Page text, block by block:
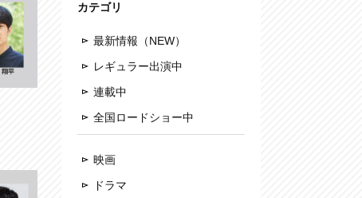
カテゴリ
最新情報（NEW）
レギュラー出演中
連載中
全国ロードショー中
映画
ドラマ